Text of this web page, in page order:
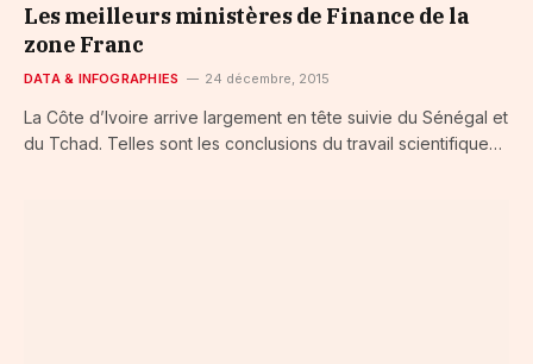
Les meilleurs ministères de Finance de la
zone Franc
DATA & INFOGRAPHIES 24 décembre, 2015
La Côte d’Ivoire arrive largement en tête suivie du Sénégal et
du Tchad. Telles sont les conclusions du travail scientifique…